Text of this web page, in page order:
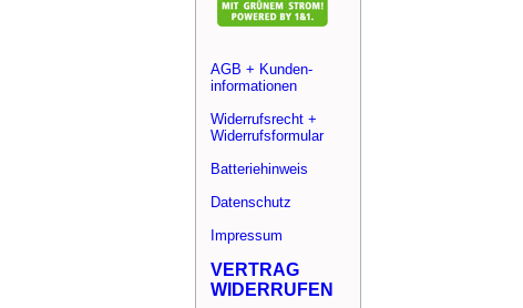
AGB + Kunden-
informationen
Widerrufsrecht +
Widerrufsformular
Batteriehinweis
Datenschutz
Impressum
VERTRAG
WIDERRUFEN